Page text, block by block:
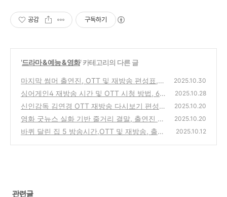
공감 구독하기
'드라마 & 예능 & 영화' 카테고리의 다른 글
마지막 썸머 출연진, OTT 및 재방송 편성표,
몇 부작 정보, 줄거리 완전 정리(KBS2 및 넷플
릭스·웨이브)
(0)
2025.10.30
싱어게인4 재방송 시간 및 OTT 시청 방법, 61
호·59호·51호·43호 참가자 정보, 현장 관객 모
집 신청 완전 정리(JTBC·TVING)
(0)
2025.10.28
신인감독 김연경 OTT 재방송 다시보기 편성
표, 시청률, 언더독스 선수 명단 총정리 (MBC
및 웨이브)
(1)
2025.10.20
영화 굿뉴스 실화 기반 줄거리 결말, 출연진 캐
스팅, 평점 완전 정리(넷플릭스)
(1)
2025.10.20
바퀴 달린 집 5 방송시간,OTT 및 재방송, 출연
2025.10.12
관련글